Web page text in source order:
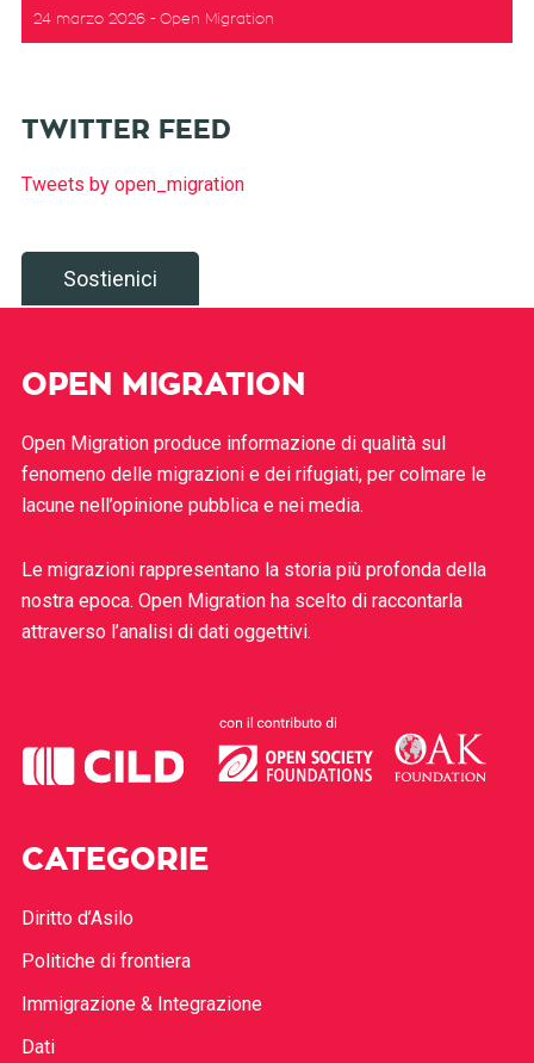
24 marzo 2026 Open Migration
TWITTER FEED
Tweets by open_migration
Sostienici
OPEN MIGRATION
Open Migration produce informazione di qualità sul
fenomeno delle migrazioni e dei rifugiati, per colmare le
lacune nell’opinione pubblica e nei media.
Le migrazioni rappresentano la storia più profonda della
nostra epoca. Open Migration ha scelto di raccontarla
attraverso l’analisi di dati oggettivi.
CATEGORIE
Diritto d’Asilo
Politiche di frontiera
Immigrazione & Integrazione
Dati